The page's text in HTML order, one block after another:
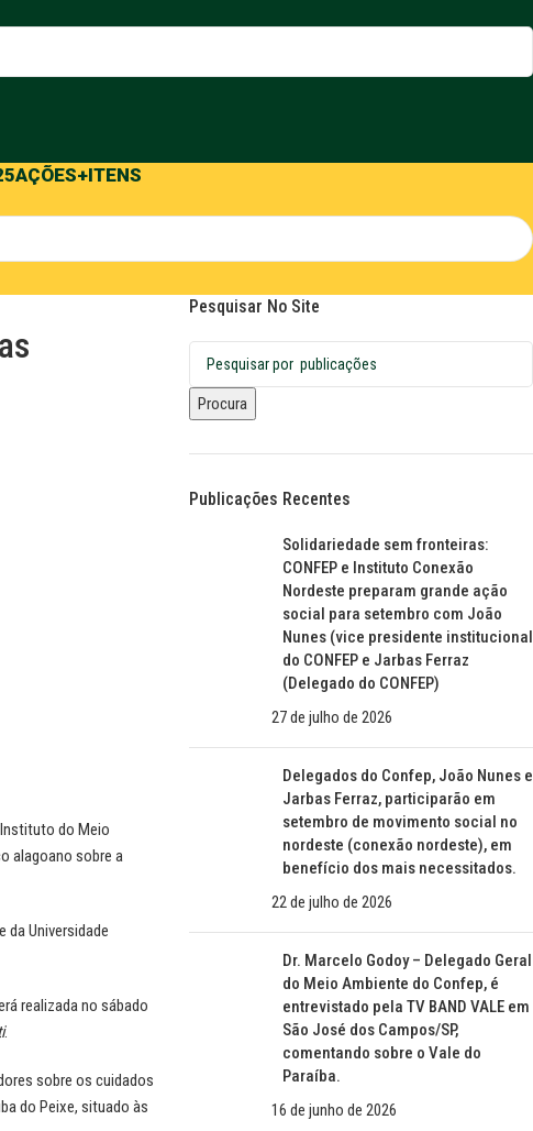
AÇÕES+ITENS
do Meio
alagoano sobre a
Universidade
realizada no sábado
.
sobre os cuidados
do Peixe, situado às
Pesquisar No Site
Procura
Publicações Recentes
Solidariedade sem fronteiras:
CONFEP e Instituto Conexão
Nordeste preparam grande ação
social para setembro com João
Nunes (vice presidente institucional
do CONFEP e Jarbas Ferraz
(Delegado do CONFEP)
27 de julho de 2026
Delegados do Confep, João Nunes e
Jarbas Ferraz, participarão em
setembro de movimento social no
nordeste (conexão nordeste), em
benefício dos mais necessitados.
22 de julho de 2026
Dr. Marcelo Godoy – Delegado Geral
do Meio Ambiente do Confep, é
entrevistado pela TV BAND VALE em
São José dos Campos/SP,
comentando sobre o Vale do
Paraíba.
16 de junho de 2026